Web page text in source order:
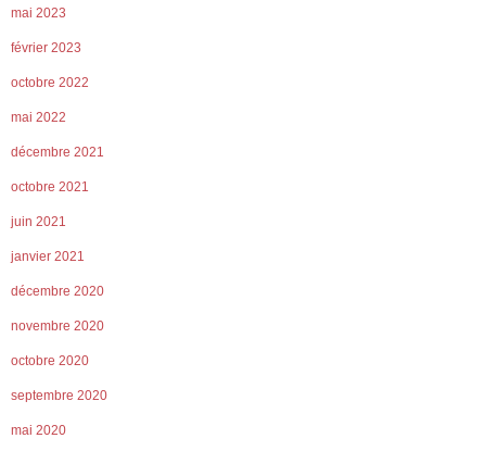
mai 2023
février 2023
octobre 2022
mai 2022
décembre 2021
octobre 2021
juin 2021
janvier 2021
décembre 2020
novembre 2020
octobre 2020
septembre 2020
mai 2020